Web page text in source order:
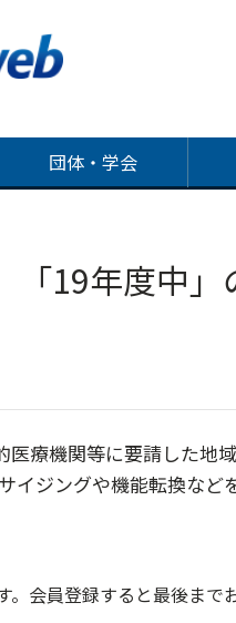
団体・学会
「19年度
療機関等に要請した地
イジングや機能転換など
。会員登録すると最後まで